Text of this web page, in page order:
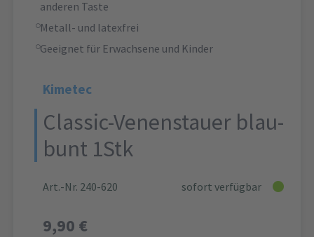
anderen Taste
Metall- und latexfrei
Geeignet für Erwachsene und Kinder
Kimetec
Classic-Venenstauer blau-
bunt 1Stk
Art.-Nr. 240-620 sofort verfügbar
9,90 €